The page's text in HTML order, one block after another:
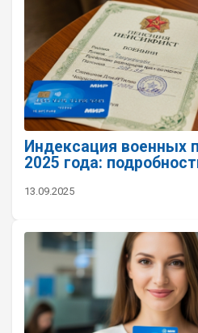
Индексация военных
2025 года:
13.09.2025